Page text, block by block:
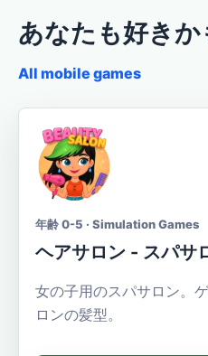
あなたも好き
All mobile games
年齢 0-5 · Simulation Games
ヘアサロン - スパサ
女の子用のスパサロン。
ロンの髪型。